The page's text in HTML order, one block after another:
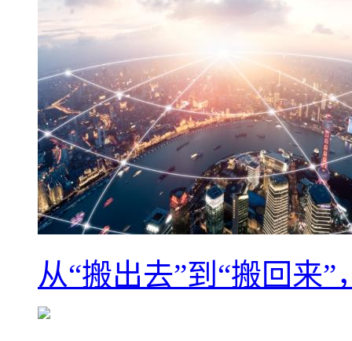
从“搬出去”到“搬回来